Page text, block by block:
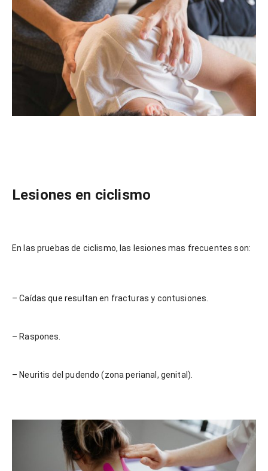
Lesiones en ciclismo
En las pruebas de ciclismo, las lesiones mas frecuentes son:
– Caídas que resultan en fracturas y contusiones.
– Raspones.
– Neuritis del pudendo (zona perianal, genital).